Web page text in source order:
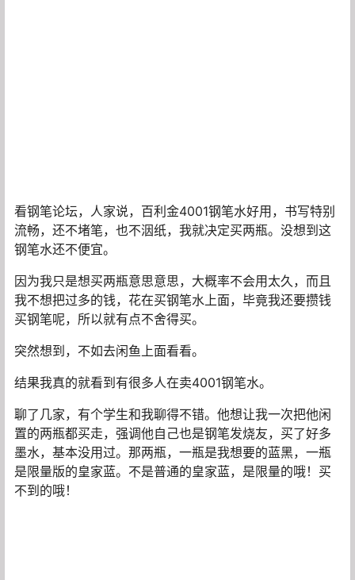
看钢笔论坛，人家说，百利金4001钢笔水好用，书写特别
流畅，还不堵笔，也不洇纸，我就决定买两瓶。没想到这
钢笔水还不便宜。
因为我只是想买两瓶意思意思，大概率不会用太久，而且
我不想把过多的钱，花在买钢笔水上面，毕竟我还要攒钱
买钢笔呢，所以就有点不舍得买。
突然想到，不如去闲鱼上面看看。
结果我真的就看到有很多人在卖4001钢笔水。
聊了几家，有个学生和我聊得不错。他想让我一次把他闲
置的两瓶都买走，强调他自己也是钢笔发烧友，买了好多
墨水，基本没用过。那两瓶，一瓶是我想要的蓝黑，一瓶
是限量版的皇家蓝。不是普通的皇家蓝，是限量的哦！买
不到的哦！